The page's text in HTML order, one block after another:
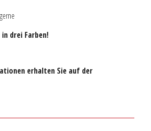
drei Farben!
erhalten Sie auf der